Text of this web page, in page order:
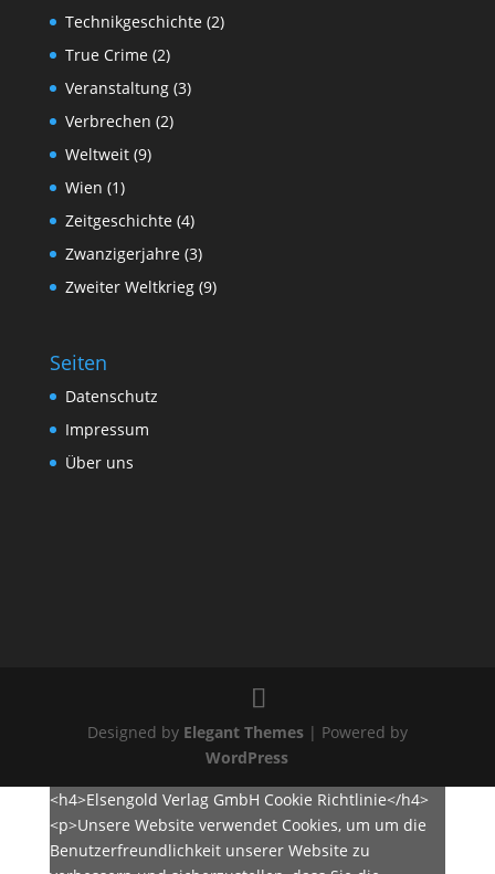
Technikgeschichte(2)
True Crime(2)
Veranstaltung(3)
Verbrechen (2)
Weltweit(9)
Wien (1)
Zeitgeschichte(4)
Zwanzigerjahre(3)
Zweiter Weltkrieg(9)
Seiten
Datenschutz
Impressum
Über uns
Designed by Elegant Themes| Powered by
WordPress
<h4>Elsengold Verlag GmbH Cookie Richtlinie</h4>
<p>Unsere Website verwendet Cookies, um um die
Benutzerfreundlichkeit unserer Website zu